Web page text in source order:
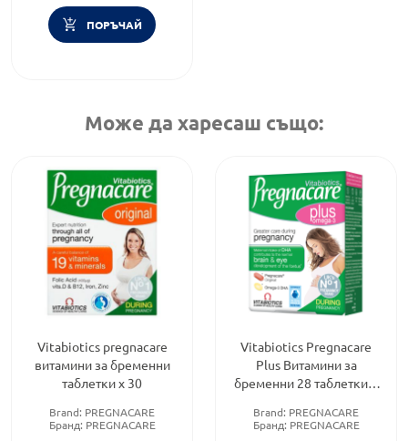
ПОРЪЧАЙ
Може да харесаш също:
Vitabiotics pregnacare
витамини за бременни
таблетки х 30
Brand: PREGNACARE
Бранд: PREGNACARE
Vitabiotics Pregnacare
Plus Витамини за
бременни 28 таблетки +
Brand: PREGNACARE
Бранд: PREGNACARE